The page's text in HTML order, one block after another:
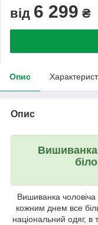
від 6 299 ₴
Опис
Опис
Вишиванка
Вишиванка
кожним днем все
національний одяг, в